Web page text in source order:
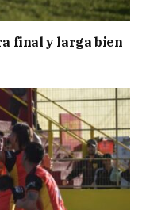
final y larga bien